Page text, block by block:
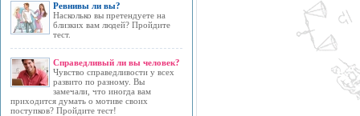
Ревнивы ли вы?
Насколько вы претендуете на
близких вам людей? Пройдите
тест.
Справедливый ли вы человек?
Чувство справедливости у всех
развито по разному. Вы
замечали, что иногда вам
приходится думать о мотиве своих
поступков? Пройдите тест!